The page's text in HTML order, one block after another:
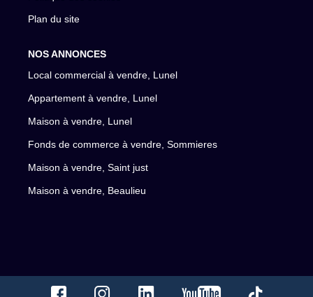
Plan du site
NOS ANNONCES
Local commercial à vendre, Lunel
Appartement à vendre, Lunel
Maison à vendre, Lunel
Fonds de commerce à vendre, Sommieres
Maison à vendre, Saint just
Maison à vendre, Beaulieu